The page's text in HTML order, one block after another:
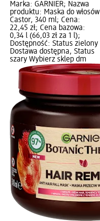
Marka: GARNIER; Nazwa
produktu: Maska do włosów
Castor, 340 ml; Cena:
22,45 zł; Cena bazowa:
0,34 l (66,03 zł za 1 l);
Dostępność: Status zielony
Dostawa dostępna, Status
szary Wybierz sklep dm